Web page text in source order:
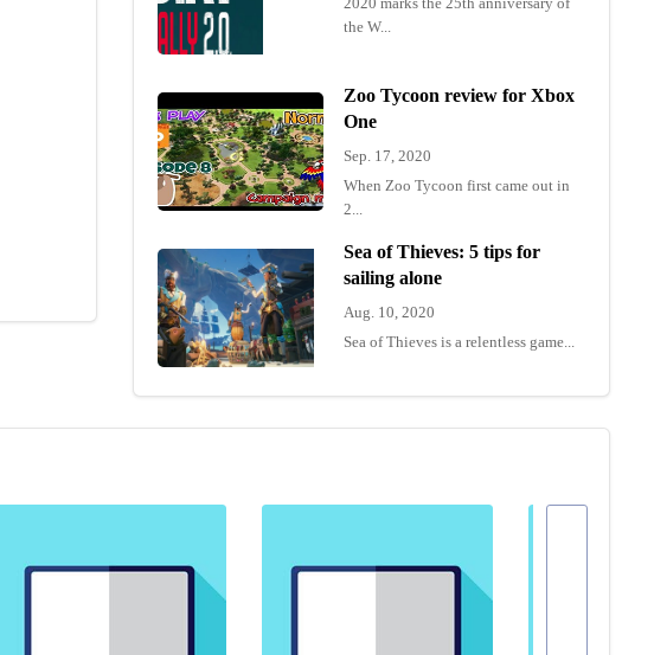
the W...
Zoo Tycoon review for Xbox
One
Sep. 17, 2020
When Zoo Tycoon first came out in
2...
Sea of Thieves: 5 tips for
sailing alone
Aug. 10, 2020
Sea of Thieves is a relentless game...